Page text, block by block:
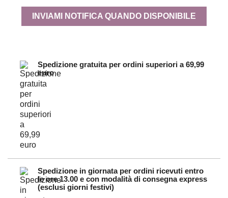
INVIAMI NOTIFICA QUANDO DISPONIBILE
Spedizione gratuita per ordini superiori a 69,99
euro
Spedizione in giornata per ordini ricevuti entro
le ore 13.00 e con modalità di consegna express
(esclusi giorni festivi)